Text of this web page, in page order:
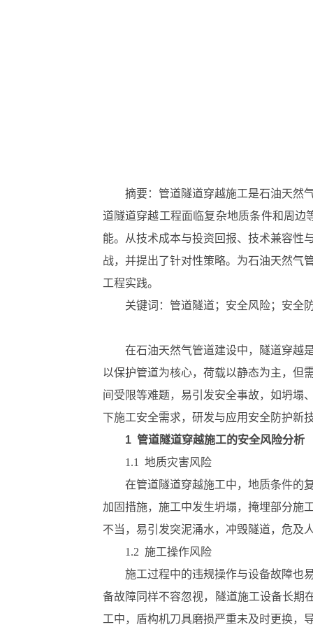
摘要：管道隧道穿越施工是石油天然
道隧道穿越工程面临复杂地质条件和周
能。从技术成本与投资回报、技术兼容性
战，并提出了针对性策略。为石油天然气
工程实践。
关键词：管道隧道；安全风险；安全
在石油天然气管道建设中，隧道穿越
以保护管道为核心，荷载以静态为主，但
间受限等难题，易引发安全事故，如坍塌
下施工安全需求，研发与应用安全防护新
1 管道隧道穿越施工的安全风险分析
1.1 地质灾害风险
在管道隧道穿越施工中，地质条件的
加固措施，施工中发生坍塌，掩埋部分施
不当，易引发突泥涌水，冲毁隧道，危及
1.2 施工操作风险
施工过程中的违规操作与设备故障也
备故障同样不容忽视，隧道施工设备长期
工中，盾构机刀具磨损严重未及时更换，